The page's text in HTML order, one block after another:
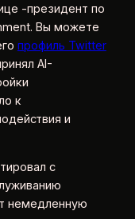
-президент по
Вы можете
профиль Twitter
AI-
к
и
с
немедленную